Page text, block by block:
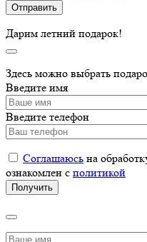
Дарим летний подарок!
Здесь можно выбрать
Введите имя
Введите телефон
Соглашаюсь на
ознакомлен с политикой